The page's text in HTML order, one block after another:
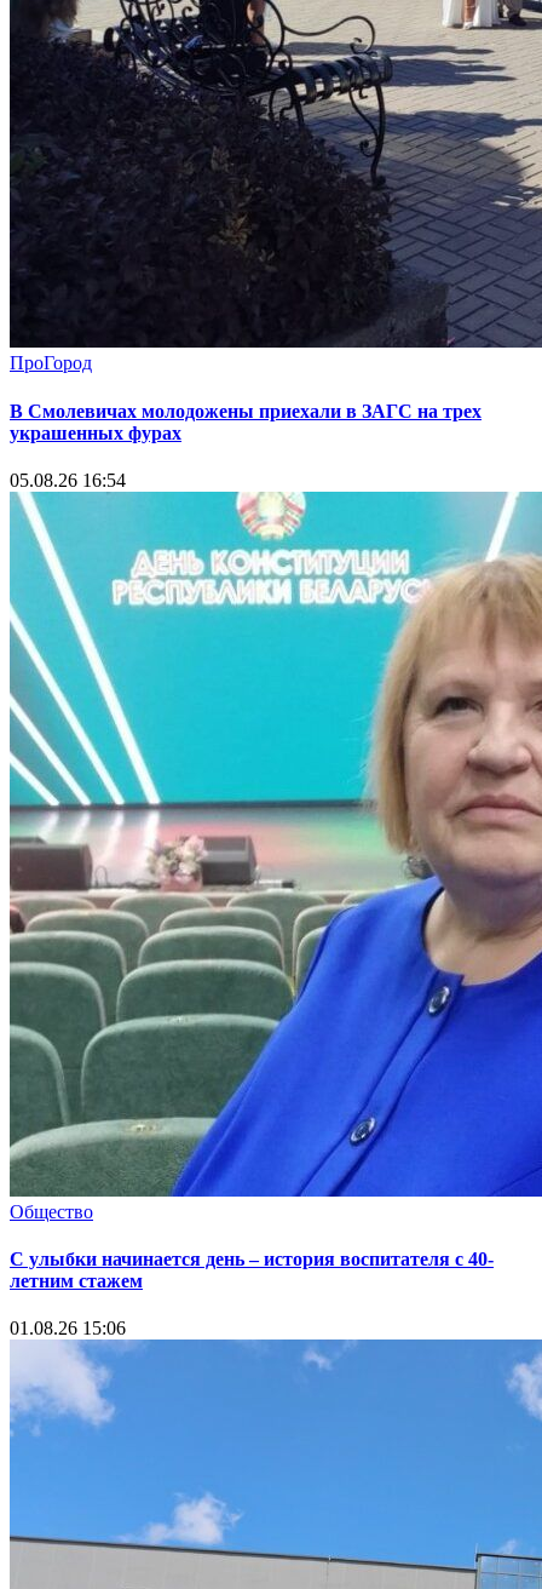
ПроГород
В Смолевичах молодожены приехали в ЗАГС на трех
украшенных фурах
05.08.26 16:54
Общество
С улыбки начинается день – история воспитателя с 40-
летним стажем
01.08.26 15:06